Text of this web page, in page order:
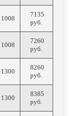
1008
7135
руб.
1008
7260
руб.
1300
8260
руб.
1300
8385
руб.